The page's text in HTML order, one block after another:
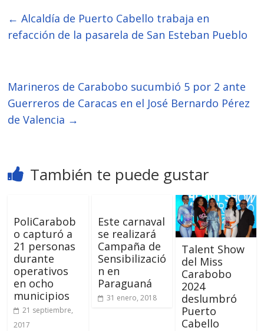
← Alcaldía de Puerto Cabello trabaja en
refacción de la pasarela de San Esteban Pueblo
Marineros de Carabobo sucumbió 5 por 2 ante
Guerreros de Caracas en el José Bernardo Pérez
de Valencia →
También te puede gustar
PoliCarabob
o capturó a
21 personas
durante
operativos
en ocho
municipios
21 septiembre,
2017
Este carnaval
se realizará
Campaña de
Sensibilizació
n en
Paraguaná
31 enero, 2018
Talent Show
del Miss
Carabobo
2024
deslumbró
Puerto
Cabello